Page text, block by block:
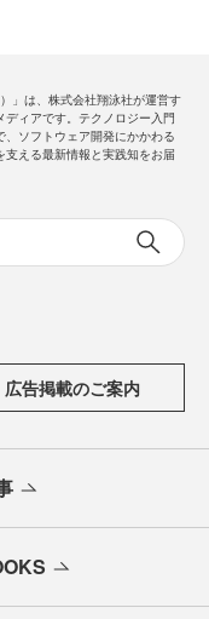
」は、株式会社翔泳社が運営す
ディアです。テクノロジー入門
ソフトウェア開発にかかわる
える最新情報と実践知をお届
広告掲載のご案内